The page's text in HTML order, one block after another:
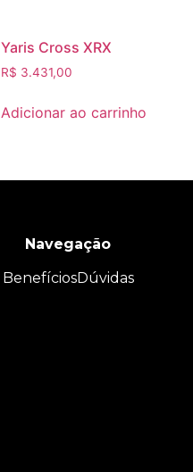
Yaris Cross XRX
R$ 3.431,00
Adicionar ao carrinho
Navegação
BenefíciosDúvidas